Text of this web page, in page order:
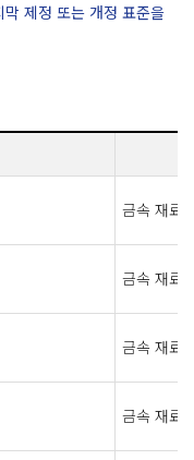
제정 또는 개정 표준을
금속 재료
금속 재료
금속 재료
금속 재료